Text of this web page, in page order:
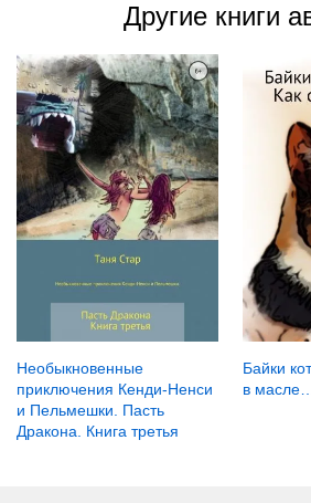
Другие книги
Необыкновенные
приключения Кенди-Ненси
и Пельмешки. Пасть
Дракона. Книга третья
Байки
в